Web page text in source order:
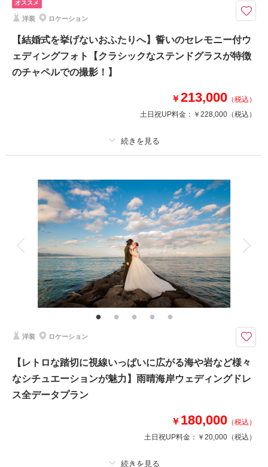
180カット以上 □所要時間：約4時間
たりに、写真だけの結婚式を。
結婚式はしないけど写真は残したい」おふたりへ。チャペル入場から指輪交
換など結婚式のワンシーンを丁寧に撮影。ご家族写真やごきょうだい、ご友
人とのお写真も無料。
撮影日の空き
を確認する
オススメ
洋装 ロケーション
【結婚式を挙げないおふたりへ】誓いのセレモニー付ウ
ェディングフォト【クラシックなステンドグラスが特徴
のチャペルでの撮影！】
￥213,000 （税込）
土日祝UP料金： ￥228,000 （税込）
撮影料 新婦衣装1着 新郎衣装1着
着付け ヘアメイク 小物一式
アルバム データ 180 カット 台紙付写真
衣装追加 会食 挙式
家族と撮影 家族用衣装レンタル ペットと撮影
その他含むもの
施設使用料 家族写真追加料金無料 衣装ランクアップ料金なし 洋装小物
ランクアップ料金なし 貸出小物多数
富山のチャペルでの撮影。 □撮影カット：約180カット以上 □所要時間：
約4時間
指輪交換、誓いのキス、バージンロード——「式は挙げない」と決めたおふ
たりに、写真だけの結婚式を。
結婚式はしないけど写真は残したい」おふたりへ。チャペル入場から指輪交
換など結婚式のワンシーンを丁寧に撮影。ご家族写真やごきょうだい、ご友
撮影日の空き
洋装 ロケーション
【レトロな踏切に視線いっぱいに広がる海や岩など様々
なシチュエーションが魅力】雨晴海岸ウェディングドレ
ス全データプラン
￥ 180,000 （税込）
土日祝UP料金： ￥20,000 （税込）